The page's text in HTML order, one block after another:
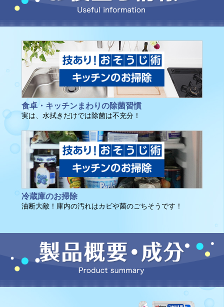
ており、無くなりかけたら売り場で周囲に目もくれ
ず、見慣れた容器を探して即購入（笑）
カビキラー、キッチン用が使い勝手がよくて、重宝し
てます
（40～49歳/女性）
「カビキラー アルコール除菌 キッチン用」は、毎日
使っています。
洗い流したりする必要がないので、簡単に除菌ができ
て満足しています！
（40～49歳/女性）
カビキラー アルコール除菌 キッチン用 は我が家の必
需品です！
（40～49歳/女性）
食卓・キッチンまわりの除菌習慣
実は、水拭きだけでは除菌は不充分！
冷蔵庫のお掃除
油断大敵！庫内の汚れはカビや菌のごちそうです！